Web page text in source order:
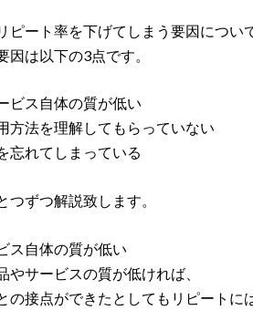
ピート率を下げてしまう要因につい
因は以下の3点です。
ビス自体の質が低い
方法を理解してもらっていない
忘れてしまっている
つずつ解説致します。
ス自体の質が低い
やサービスの質が低ければ、
の接点ができたとしてもリピートに